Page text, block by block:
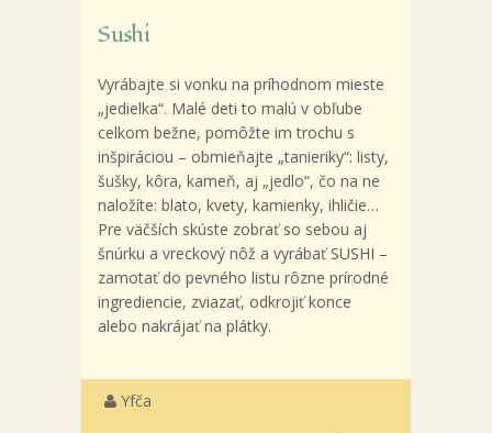
Sushi
Vyrábajte si vonku na príhodnom mieste
„jedielka“. Malé deti to malú v obľube
celkom bežne, pomôžte im trochu s
inšpiráciou – obmieňajte „tanieriky“: listy,
šušky, kôra, kameň, aj „jedlo“, čo na ne
naložíte: blato, kvety, kamienky, ihličie…
Pre väčších skúste zobrať so sebou aj
šnúrku a vreckový nôž a vyrábať SUSHI –
zamotať do pevného listu rôzne prírodné
ingrediencie, zviazať, odkrojiť konce
alebo nakrájať na plátky.
Yfča